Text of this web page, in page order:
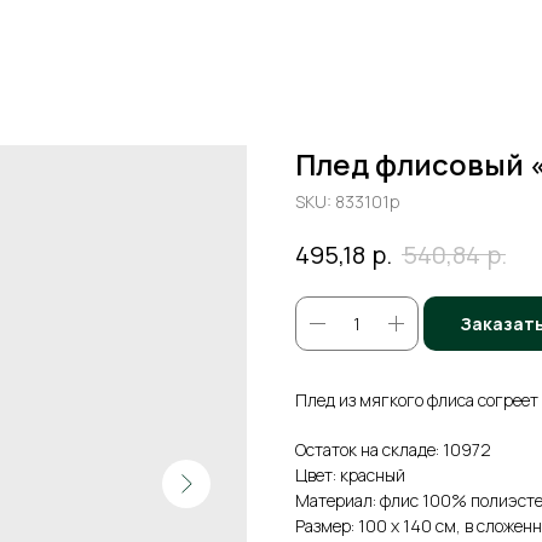
Плед флисовый
SKU: 833101p
495,18 р. 540,84 р.
Плед из мягкого флиса
Остаток на складе: 10972
Цвет: красный
Материал: флис 100%
Размер: 100 х 140 см, в